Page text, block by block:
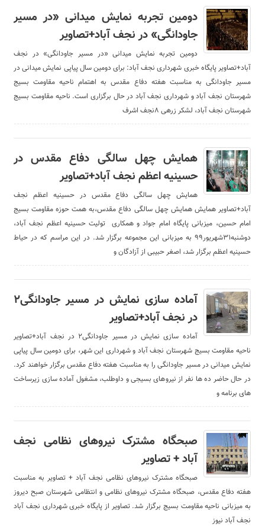
دومین تجربه نمایش میدانی «در مسیر
جاودانگی» در نجف آباد+تصاویر
دومین تجربه نمایش میدانی «در مسیر جاودانگی» در نجف
آباد+تصاویر پایگاه خبری شهرداری نجف آباد: برای دومین سال پیاپی نمایش میدانی در
مسیر جاودانگی به مناسبت هفته دفاع مقدس به اهتمام ناحیه مقاومت بسیج
شهرستان نجف آباد و شهرداری نجف آباد در حال برگزاری است. ناحیه مقاومت بسیج
شهرستان نجف آباد، لشکر زرهی ۸نجف اشرف
همایش چهل سالگی دفاع مقدس در
حسینیه اعظم نجف آباد+تصاویر
همایش چهل سالگی دفاع مقدس در حسینیه اعظم نجف
آباد+تصاویر همایش همایش چهل سالگی دفاع مقدس،به همت حوزه مقاومت بسیج
امام حسین، میزبانی پایگاه امام جواد و همکاری تولیت حسینیه اعظم نجف آباد،
دوشنبه۳۱شهریور۹۹ به میزبانی این مجموعه برگزار شد. در این مراسم که در حیاط
حسینیه اعظم برگزار شد، اصغر حبیبی از آزادگان و
آماده سازی نمایش در مسیر جاودانگی۲
در نجف آباد+تصاویر
آماده سازی نمایش در مسیر جاودانگی۲ در نجف آباد+تصاویر
ناحیه مقاومت بسیج شهرستان نجف آباد و شهرداری این شهر، برای دومین سال پیاپی
نمایش میدانی در مسیر جاودانگی را به مناسبت هفته دفاع مقدس برگزار خواهند کرد.
در حال حاضر ده ها نفر از نیروهای بسیجی و داوطلب، مشغول آماده سازی زیرساخت
های برنامه و
صبحگاه مشترک نیروهای نظامی نجف
آباد + تصاویر
صبحگاه مشترک نیروهای نظامی نجف آباد + تصاویر به مناسبت
هفته دفاع مقدس، صبحگاه مشترک نیروهای نظامی و انتظامی شهرستان صبح دیروز
به میزبانی ناحیه مقاومت بسیج برگزار شد. تصاویر از پایگاه خبری شهرداری نجف آباد
نجف آباد نیوز